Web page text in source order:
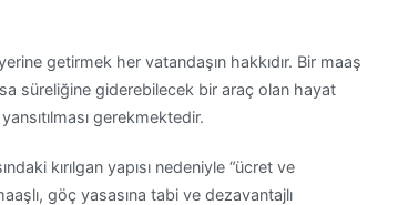
getirmek her vatandaşın hakkıdır. Bir maaş
süreliğine giderebilecek bir araç olan hayat
gerekmektedir.
kırılgan yapısı nedeniyle “ücret ve
göç yasasına tabi ve dezavantajlı